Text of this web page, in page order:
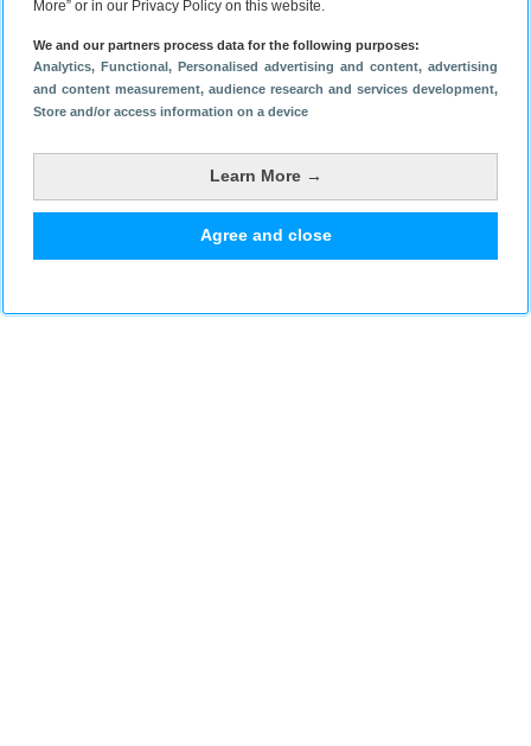
More” or in our Privacy Policy on this website.
We and our partners process data for the following purposes:
Analytics, Functional, Personalised advertising and content, advertising
and content measurement, audience research and services development,
Store and/or access information on a device
Learn More →
Agree and close
Dit is hoe de
Store gaat
veranderen
voor de nieuwe
EU-regels
Plaats een reactie